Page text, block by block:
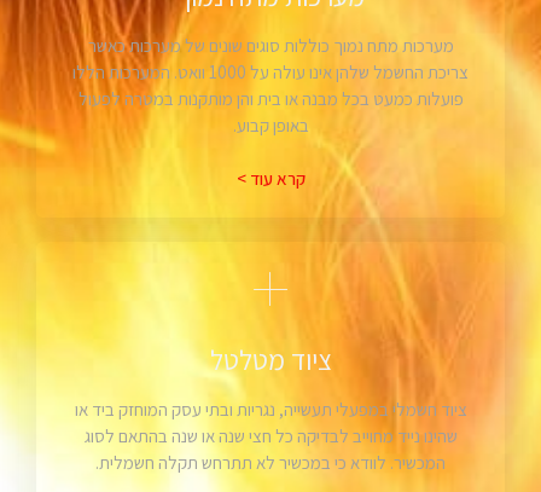
מערכות מתח נמוך כוללות סוגים שונים של מערכות כאשר
צריכת החשמל שלהן אינו עולה על 1000 וואט. המערכות הללו
פועלות כמעט בכל מבנה או בית והן מותקנות במטרה לפעול
באופן קבוע.
קרא עוד >
ציוד מטלטל
ציוד חשמלי במפעלי תעשייה, נגריות ובתי עסק המוחזק ביד או
שהינו נייד מחוייב לבדיקה כל חצי שנה או שנה בהתאם לסוג
המכשיר. לוודא כי במכשיר לא תתרחש תקלה חשמלית.